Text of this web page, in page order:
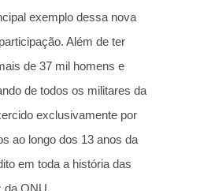
exemplo dessa nova
Além de ter
de 37 mil homens e
de todos os militares da
exclusivamente por
ao longo dos 13 anos da
em toda a história das
da ONU.